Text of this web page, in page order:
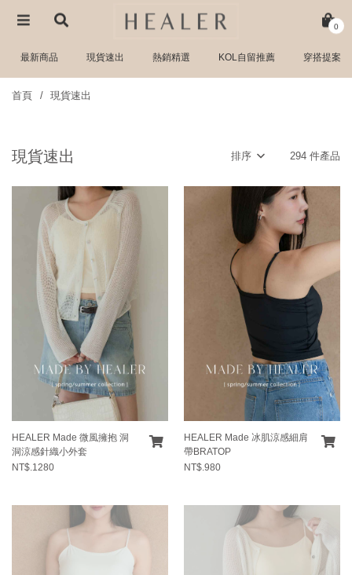
0
最新商品 現貨速出 熱銷精選 KOL自留推薦 穿搭提案
首頁 現貨速出
現貨速出 排序 294 件產品
HEALER Made 微風擁抱 洞
洞涼感針織小外套
NT$.1280
HEALER Made 冰肌涼感細肩
帶BRATOP
NT$.980